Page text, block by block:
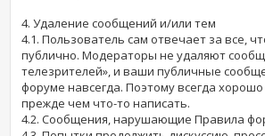
4. Удаление сообщений и/или тем
4.1. Пользователь сам отвечает за все,
публично. Модераторы не удаляют
телезрителей», и ваши публичные
форуме навсегда. Поэтому всегда хорошо
прежде чем что-то написать.
4.2. Сообщения, нарушающие Правила